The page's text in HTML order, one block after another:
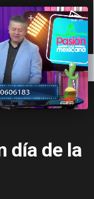
ECONOMÍA
día de la